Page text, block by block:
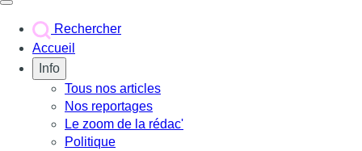
Rechercher
Accueil
Info
Tous nos articles
Nos reportages
Le zoom de la rédac'
Politique